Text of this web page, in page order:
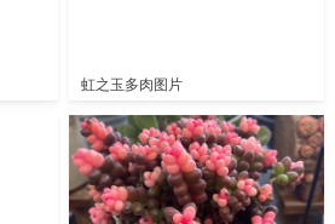
虹之玉多肉图片